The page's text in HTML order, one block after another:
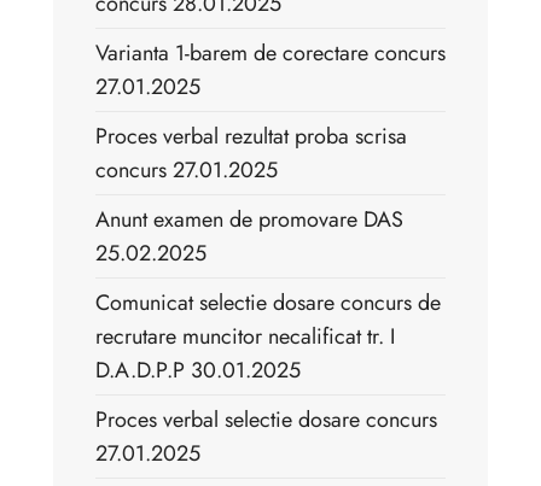
Varianta 1-barem de corectare concurs
27.01.2025
Proces verbal rezultat proba scrisa
concurs 27.01.2025
Anunt examen de promovare DAS
25.02.2025
Comunicat selectie dosare concurs de
recrutare muncitor necalificat tr. I
D.A.D.P.P 30.01.2025
Proces verbal selectie dosare concurs
27.01.2025